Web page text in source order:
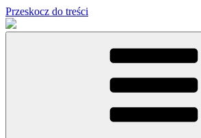
Przeskocz do treści